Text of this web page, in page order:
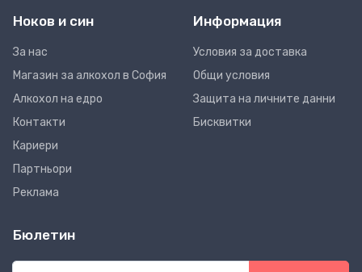
Ноков и син
За нас
Магазин за алкохол в София
Алкохол на едро
Контакти
Кариери
Партньори
Реклама
Информация
Условия за доставка
Общи условия
Защита на личните данни
Бисквитки
Бюлетин